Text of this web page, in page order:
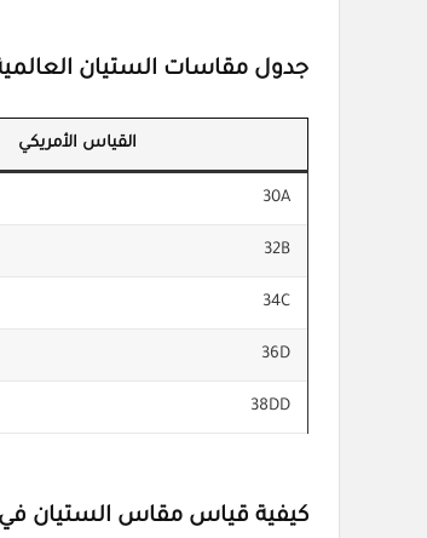
جدول مقاسات الستيان
القياس الأمريكي
30A
32B
34C
36D
38DD
كيفية قياس مقاس الستيان في